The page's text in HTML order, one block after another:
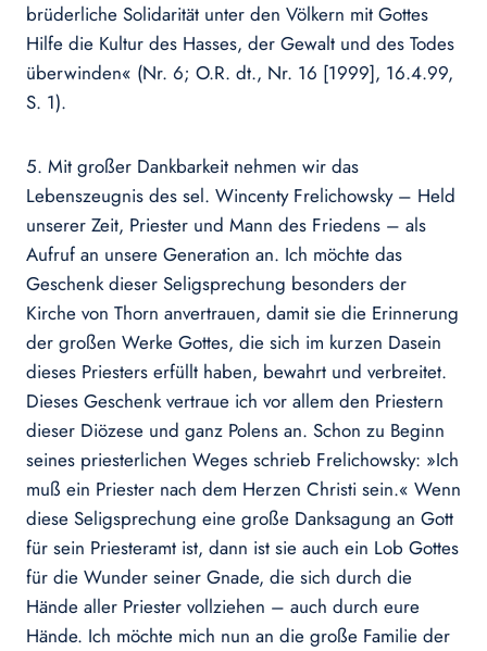
brüderliche Solidarität unter den Völkern mit Gottes
Hilfe die Kultur des Hasses, der Gewalt und des Todes
überwinden« (Nr. 6; O.R. dt., Nr. 16 [1999], 16.4.99,
S. 1).
5. Mit großer Dankbarkeit nehmen wir das
Lebenszeugnis des sel. Wincenty Frelichowsky – Held
unserer Zeit, Priester und Mann des Friedens – als
Aufruf an unsere Generation an. Ich möchte das
Geschenk dieser Seligsprechung besonders der
Kirche von Thorn anvertrauen, damit sie die Erinnerung
der großen Werke Gottes, die sich im kurzen Dasein
dieses Priesters erfüllt haben, bewahrt und verbreitet.
Dieses Geschenk vertraue ich vor allem den Priestern
dieser Diözese und ganz Polens an. Schon zu Beginn
seines priesterlichen Weges schrieb Frelichowsky: »Ich
muß ein Priester nach dem Herzen Christi sein.« Wenn
diese Seligsprechung eine große Danksagung an Gott
für sein Priesteramt ist, dann ist sie auch ein Lob Gottes
für die Wunder seiner Gnade, die sich durch die
Hände aller Priester vollziehen – auch durch eure
Hände. Ich möchte mich nun an die große Familie der